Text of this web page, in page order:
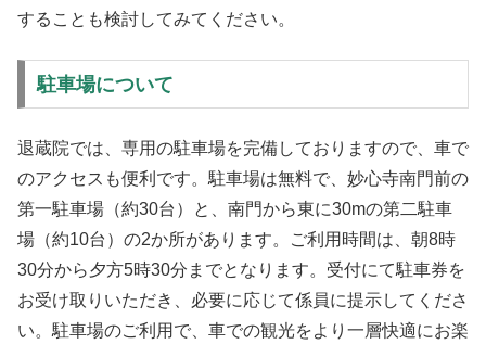
することも検討してみてください。
駐車場について
退蔵院では、専用の駐車場を完備しておりますので、車で
のアクセスも便利です。駐車場は無料で、妙心寺南門前の
第一駐車場（約30台）と、南門から東に30mの第二駐車
場（約10台）の2か所があります。ご利用時間は、朝8時
30分から夕方5時30分までとなります。受付にて駐車券を
お受け取りいただき、必要に応じて係員に提示してくださ
い。駐車場のご利用で、車での観光をより一層快適にお楽